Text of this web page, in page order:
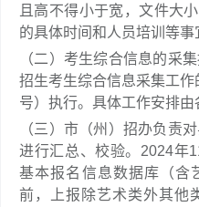
且高不得小于宽，文件大
的具体时间和人员培训等事
（二）考生综合信息的采
招生考生综合信息采集工
号）执行。具体工作安排
（三）市（州）招办负责
进行汇总、校验。2024年
基本报名信息数据库（含
前，上报除艺术类外其他